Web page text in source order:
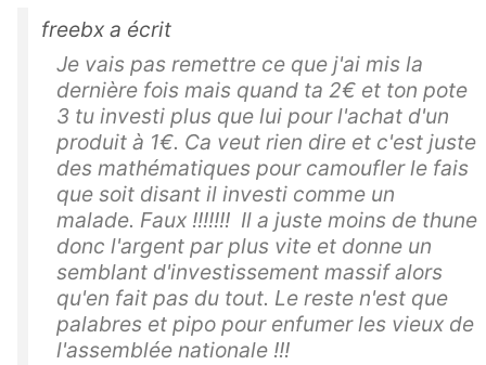
freebx a écrit
Je vais pas remettre ce que j'ai mis la
dernière fois mais quand ta 2€ et ton pote
3 tu investi plus que lui pour l'achat d'un
produit à 1€. Ca veut rien dire et c'est juste
des mathématiques pour camoufler le fais
que soit disant il investi comme un
malade. Faux !!!!!!! Il a juste moins de thune
donc l'argent par plus vite et donne un
semblant d'investissement massif alors
qu'en fait pas du tout. Le reste n'est que
palabres et pipo pour enfumer les vieux de
l'assemblée nationale !!!